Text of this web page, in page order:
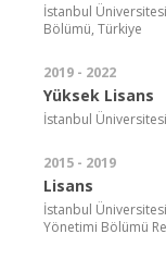
İstanbul
Bölümü, Türkiye
2019 - 2022
Yüksek Lisans
İstanbul
2015 - 2019
Lisans
İstanbul
Yönetimi Bölümü